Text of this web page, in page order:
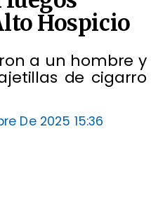
Hospicio
a un hombre y
de cigarro
De 2025 15:36